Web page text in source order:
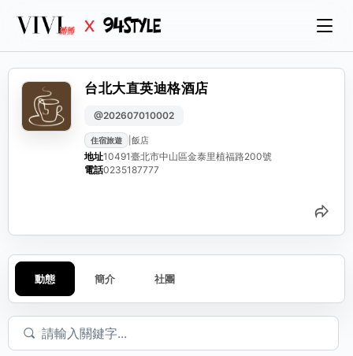
台北大直英迪格酒店
@202607010002
住宿旅遊 飯店
地址10491臺北市中山區金泰里植福路200號
電話0235187777
分
動態 簡介 社團